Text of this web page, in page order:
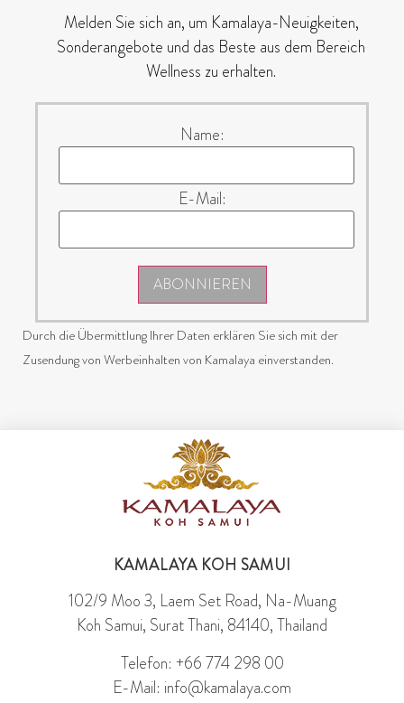
Melden Sie sich an, um Kamalaya-Neuigkeiten,
Sonderangebote und das Beste aus dem Bereich
Wellness zu erhalten.
Name:
E-Mail:
ABONNIEREN
Durch die Übermittlung Ihrer Daten erklären Sie sich mit der
Zusendung von Werbeinhalten von Kamalaya einverstanden.
KAMALAYA KOH SAMUI
102/9 Moo 3, Laem Set Road, Na-Muang
Koh Samui, Surat Thani, 84140, Thailand
Telefon: +66 774 298 00
E-Mail: info@kamalaya.com